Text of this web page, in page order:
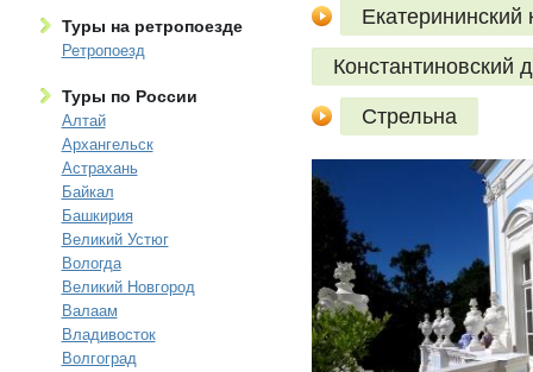
Туры на ретропоезде
Ретропоезд
Туры по России
Алтай
Архангельск
Астрахань
Байкал
Башкирия
Великий Устюг
Вологда
Великий Новгород
Валаам
Владивосток
Волгоград
Екатерининский
Константиновский
Стрельна